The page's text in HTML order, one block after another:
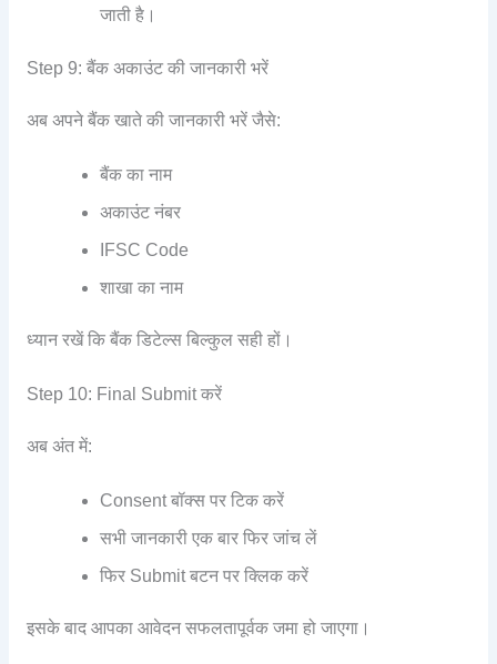
जाती है।
Step 9: बैंक अकाउंट की जानकारी भरें
अब अपने बैंक खाते की जानकारी भरें जैसे:
बैंक का नाम
अकाउंट नंबर
IFSC Code
शाखा का नाम
ध्यान रखें कि बैंक डिटेल्स बिल्कुल सही हों।
Step 10: Final Submit करें
अब अंत में:
Consent बॉक्स पर टिक करें
सभी जानकारी एक बार फिर जांच लें
फिर Submit बटन पर क्लिक करें
इसके बाद आपका आवेदन सफलतापूर्वक जमा हो जाएगा।